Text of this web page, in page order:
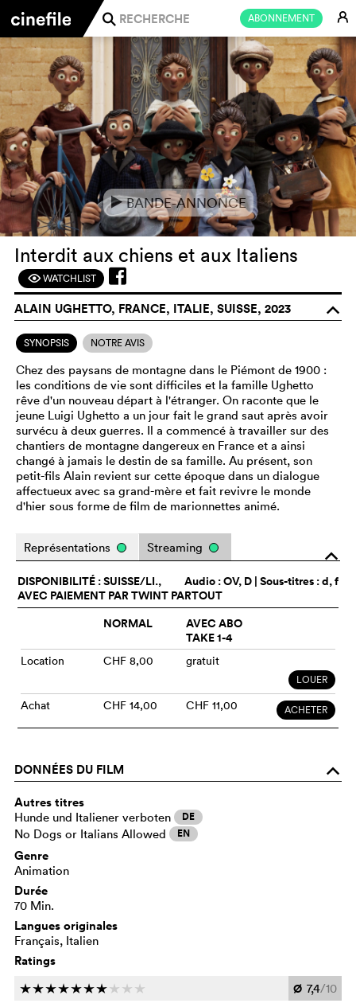
ABONNEMENT E
j
eBANDE-ANNONCE
Interdit aux chiens et aux Italiens
FWATCHLIST
ALAIN UGHETTO, FRANCE, ITALIE, SUISSE, 2023 o
SYNOPSIS NOTRE AVIS
Chez des paysans de montagne dans le Piémont de 1900 :
les conditions de vie sont difficiles et la famille Ughetto
rêve d'un nouveau départ à l'étranger. On raconte que le
jeune Luigi Ughetto a un jour fait le grand saut après avoir
survécu à deux guerres. Il a commencé à travailler sur des
chantiers de montagne dangereux en France et a ainsi
changé à jamais le destin de sa famille. Au présent, son
petit-fils Alain revient sur cette époque dans un dialogue
affectueux avec sa grand-mère et fait revivre le monde
d'hier sous forme de film de marionnettes animé.
o
Représentations Streaming
Audio :OV, D | Sous-titres : d, f
DISPONIBILITÉ : SUISSE/LI.,
AVEC PAIEMENT PAR TWINT PARTOUT
NORMAL
AVEC ABO
TAKE 1-4
Location CHF 8,00 gratuit
LOUER
Achat CHF 14,00 CHF 11,00 ACHETER
DONNÉES DU FILM o
Autres titres
Hunde und Italiener verboten DE
No Dogs or Italians Allowed EN
Genre
Animation
Durée
70 Min.
Langues originales
Français, Italien
Ratings
ccccccc c c c Ø 7,4/10